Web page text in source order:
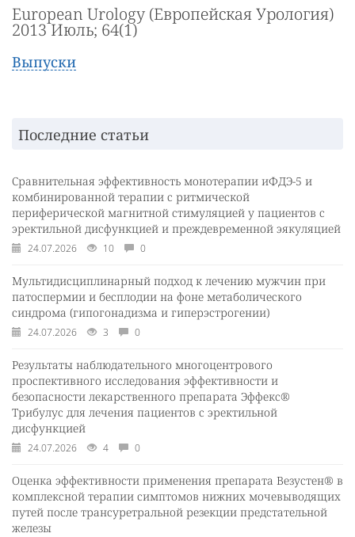
European Urology (Европейская Урология)
2013 Июль; 64(1)
Выпуски
Последние статьи
Сравнительная эффективность монотерапии иФДЭ-5 и
комбинированной терапии с ритмической
периферической магнитной стимуляцией у пациентов с
эректильной дисфункцией и преждевременной эякуляцией
24.07.2026 10 0
Мультидисциплинарный подход к лечению мужчин при
патоспермии и бесплодии на фоне метаболического
синдрома (гипогонадизма и гиперэстрогении)
24.07.2026 3 0
Результаты наблюдательного многоцентрового
проспективного исследования эффективности и
безопасности лекарственного препарата Эффекс®
Трибулус для лечения пациентов с эректильной
дисфункцией
24.07.2026 4 0
Оценка эффективности применения препарата Везустен® в
комплексной терапии симптомов нижних мочевыводящих
путей после трансуретральной резекции предстательной
железы